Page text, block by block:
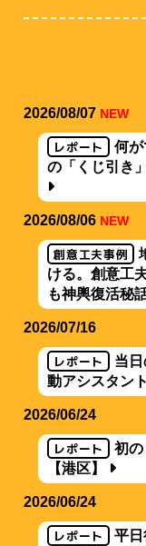
2026/08/07 NEW
レポート
何
の「くじ引き
2026/08/06 NEW
創意工夫事例
ける。創意工
も神輿復活秘
2026/07/16
レポート
当
動アシスタン
2026/06/24
レポート
初の
【港区】
2026/06/24
レポート
平